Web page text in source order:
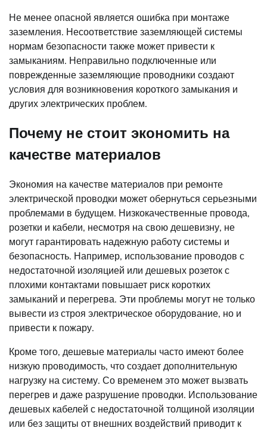
Не менее опасной является ошибка при монтаже
заземления. Несоответствие заземляющей системы
нормам безопасности также может привести к
замыканиям. Неправильно подключенные или
поврежденные заземляющие проводники создают
условия для возникновения короткого замыкания и
других электрических проблем.
Почему не стоит экономить на
качестве материалов
Экономия на качестве материалов при ремонте
электрической проводки может обернуться серьезными
проблемами в будущем. Низкокачественные провода,
розетки и кабели, несмотря на свою дешевизну, не
могут гарантировать надежную работу системы и
безопасность. Например, использование проводов с
недостаточной изоляцией или дешевых розеток с
плохими контактами повышает риск коротких
замыканий и перегрева. Эти проблемы могут не только
вывести из строя электрическое оборудование, но и
привести к пожару.
Кроме того, дешевые материалы часто имеют более
низкую проводимость, что создает дополнительную
нагрузку на систему. Со временем это может вызвать
перегрев и даже разрушение проводки. Использование
дешевых кабелей с недостаточной толщиной изоляции
или без защиты от внешних воздействий приводит к